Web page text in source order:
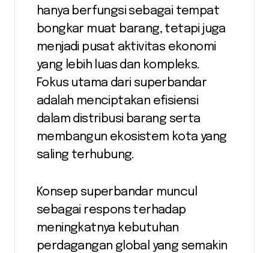
hanya berfungsi sebagai tempat
bongkar muat barang, tetapi juga
menjadi pusat aktivitas ekonomi
yang lebih luas dan kompleks.
Fokus utama dari superbandar
adalah menciptakan efisiensi
dalam distribusi barang serta
membangun ekosistem kota yang
saling terhubung.
Konsep superbandar muncul
sebagai respons terhadap
meningkatnya kebutuhan
perdagangan global yang semakin